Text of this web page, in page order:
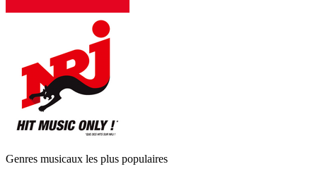
Genres musicaux les plus populaires